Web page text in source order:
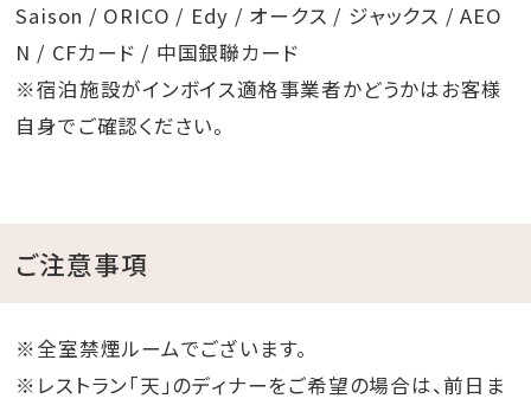
Saison / ORICO / Edy / オークス / ジャックス / AEO
N / CFカード / 中国銀聯カード
※宿泊施設がインボイス適格事業者かどうかはお客様
自身でご確認ください。
ご注意事項
※全室禁煙ルームでございます。
※レストラン「天」のディナーをご希望の場合は、前日ま